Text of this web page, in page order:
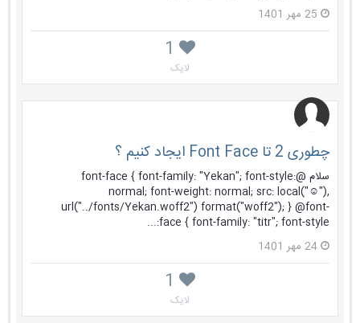
لایک
25 مهر 1401
لایک
چطوری 2 تا Font Face ایجاد کنیم ؟
سلام @font-face { font-family: "Yekan"; font-style:
normal; font-weight: normal; src: local("☺️"),
url("../fonts/Yekan.woff2") format("woff2"); } @font-
face { font-family: "titr"; font-style:...
24 مهر 1401